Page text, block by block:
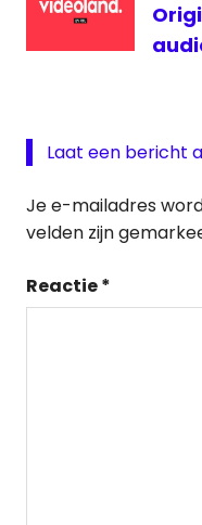
Laat een bericht
Je e-mailadres
velden zijn
Reactie*